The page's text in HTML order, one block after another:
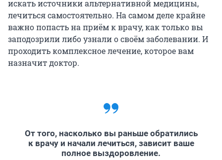
искать источники альтернативной медицины,
лечиться самостоятельно. На самом деле крайне
важно попасть на приём к врачу, как только вы
заподозрили либо узнали о своём заболевании. И
проходить комплексное лечение, которое вам
назначит доктор.
От того, насколько вы раньше обратились
к врачу и начали лечиться, зависит ваше
полное выздоровление.